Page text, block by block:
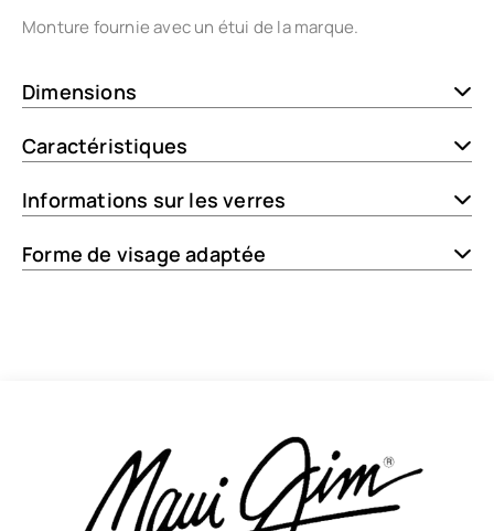
Monture fournie avec un étui de la marque.
Dimensions
Caractéristiques
Informations sur les verres
Forme de visage adaptée